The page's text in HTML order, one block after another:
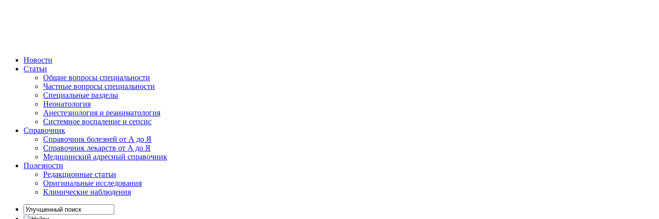
Новости
Статьи
Общие вопросы специальности
Частные вопросы специальности
Специальные разделы
Неонатология
Анестезиология и реаниматология
Системное воспаление и сепсис
Справочник
Справочник болезней от А до Я
Справочник лекарств от А до Я
Медицинский адресный справочник
Полезности
Редакционные статьи
Оригинальные исследования
Клинические наблюдения